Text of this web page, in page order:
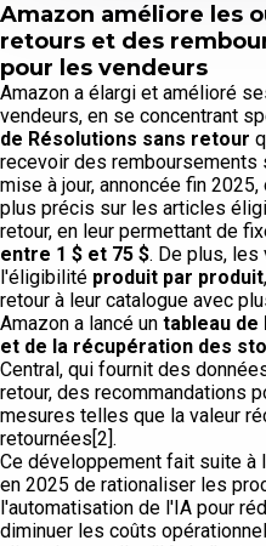
Amazon améliore les
retours et des
pour les vendeurs
Amazon a élargi et amélioré
vendeurs, en se concentrant
de Résolutions sans retour
recevoir des remboursements
mise à jour, annoncée fin
plus précis sur les articles
retour, en leur permettant de
entre 1 $ et 75 $. De plus, les
l'éligibilité produit par produit
retour à leur catalogue avec
Amazon a lancé un tableau
et de la récupération des
Central, qui fournit des
retour, des recommandations
mesures telles que la valeur
retournées[2].
Ce développement fait suite à
en 2025 de rationaliser les
l'automatisation de l'IA pour
diminuer les coûts